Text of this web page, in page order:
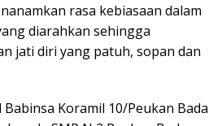
rasa kebiasaan dalam
diarahkan sehingga
jati diri yang patuh, sopan dan
Koramil 10/Peukan Bada